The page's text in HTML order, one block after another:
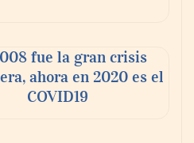
fue la gran crisis
ahora en 2020 es el
COVID19